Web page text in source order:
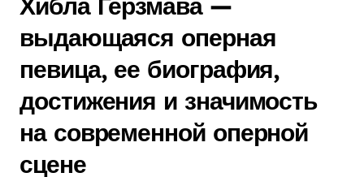
выдающаяся оперная
певица, ее биография,
достижения и значимость
на современной оперной
сцене